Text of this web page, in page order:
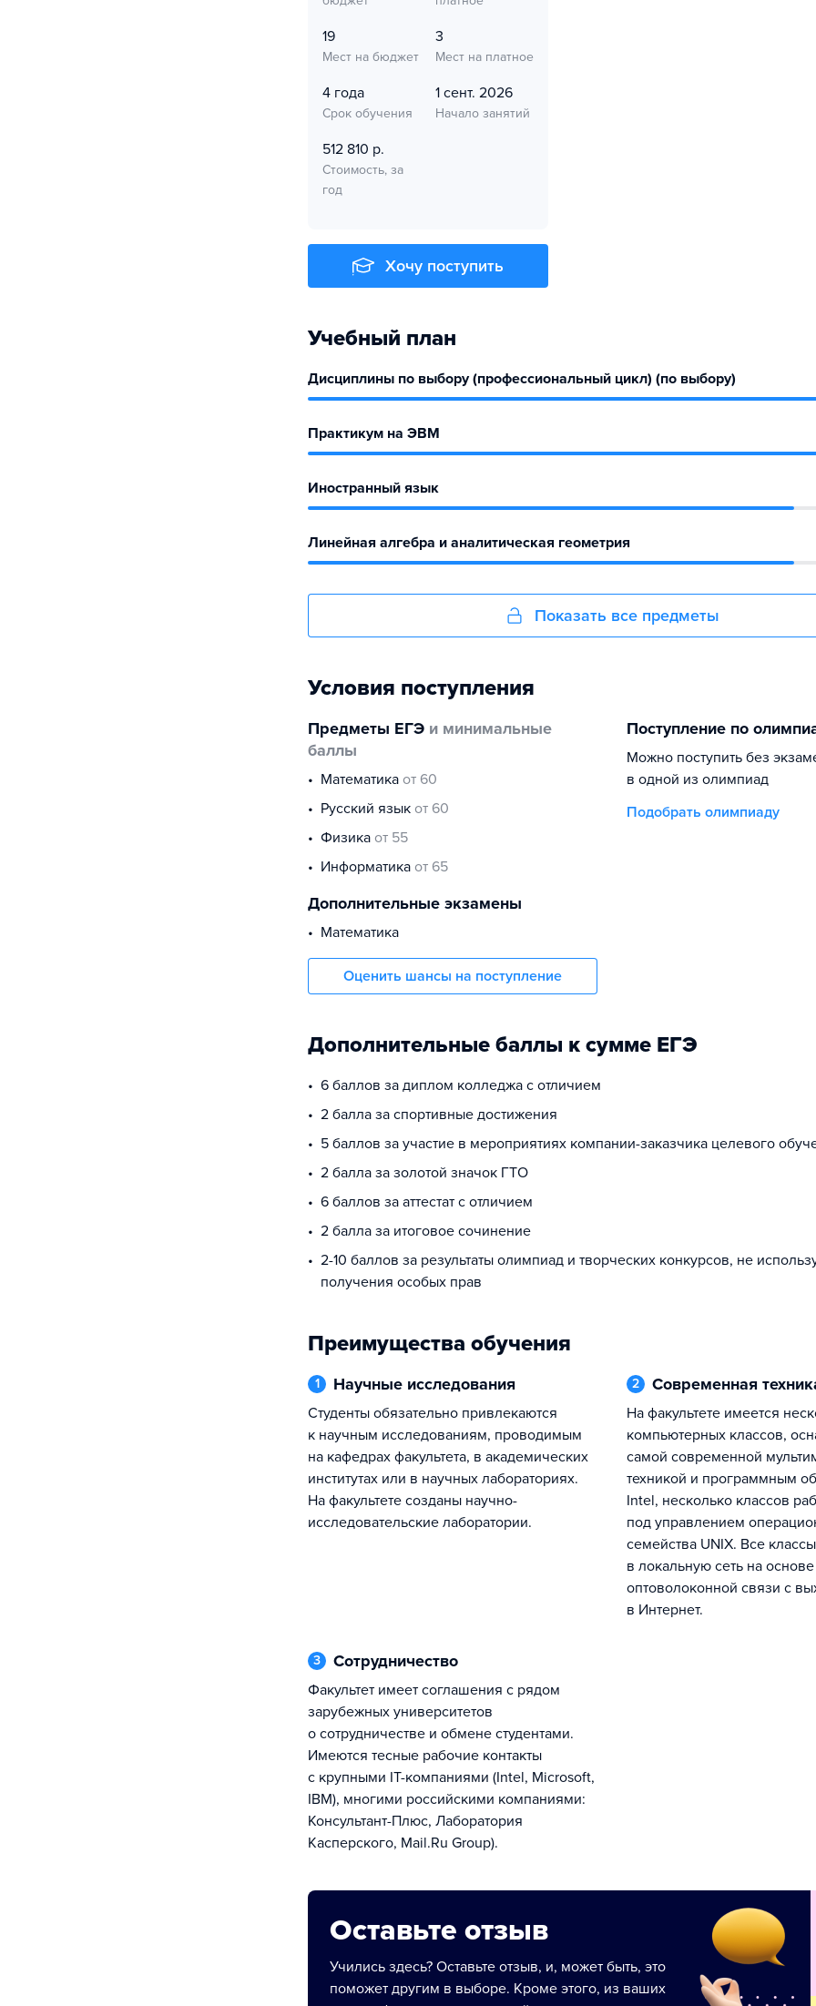
19
Мест на бюджет
3
Мест на платное
4 года
Срок обучения
1 сент. 2026
Начало занятий
512 810 р.
Стоимость, за
год
Хочу поступить
Учебный план
Дисциплины по выбору (профессиональный цикл) (по выбору)
Практикум на ЭВМ
Иностранный язык
Линейная алгебра и аналитическая геометрия
Показать все предметы
Условия поступления
Предметы ЕГЭ и минимальные
баллы
математика от 60
русский язык от 60
физика от 55
информатика от 65
Дополнительные экзамены
Математика
Оценить шансы на поступление
Поступление по
Можно поступить без
в одной из олимпиад
Подобрать олимпиаду
Дополнительные баллы к сумме ЕГЭ
6 баллов за диплом колледжа с отличием
2 балла за спортивные достижения
5 баллов за участие в мероприятиях компании-заказчика целевого
2 балла за золотой значок ГТО
6 баллов за аттестат с отличием
2 балла за итоговое сочинение
2-10 баллов за результаты олимпиад и творческих конкурсов, не
получения особых прав
Преимущества обучения
1 Научные исследования
Студенты обязательно привлекаются
к научным исследованиям, проводимым
на кафедрах факультета, в академических
институтах или в научных лабораториях.
На факультете созданы научно-
исследовательские лаборатории.
2 Современная
На факультете имеется несколько
компьютерных классов,
самой современной
техникой и программным
Intel, несколько классов
под управлением
семейства UNIX. Все
в локальную сеть на основе
оптоволоконной связи с
в Интернет.
3 Сотрудничество
Факультет имеет соглашения с рядом
зарубежных университетов
о сотрудничестве и обмене студентами.
Имеются тесные рабочие контакты
с крупными IT-компаниями (Intel, Microsoft,
IBM), многими российскими компаниями:
Консультант-Плюс, Лаборатория
Касперского, Mail.Ru Group).
Оставьте отзыв
Учились здесь? Оставьте отзыв, и, может быть, это
поможет другим в выборе. Кроме этого, из ваших